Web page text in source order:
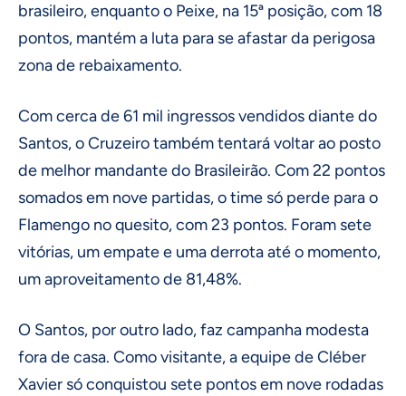
brasileiro, enquanto o Peixe, na 15ª posição, com 18
pontos, mantém a luta para se afastar da perigosa
zona de rebaixamento.
Com cerca de 61 mil ingressos vendidos diante do
Santos, o Cruzeiro também tentará voltar ao posto
de melhor mandante do Brasileirão. Com 22 pontos
somados em nove partidas, o time só perde para o
Flamengo no quesito, com 23 pontos. Foram sete
vitórias, um empate e uma derrota até o momento,
um aproveitamento de 81,48%.
O Santos, por outro lado, faz campanha modesta
fora de casa. Como visitante, a equipe de Cléber
Xavier só conquistou sete pontos em nove rodadas